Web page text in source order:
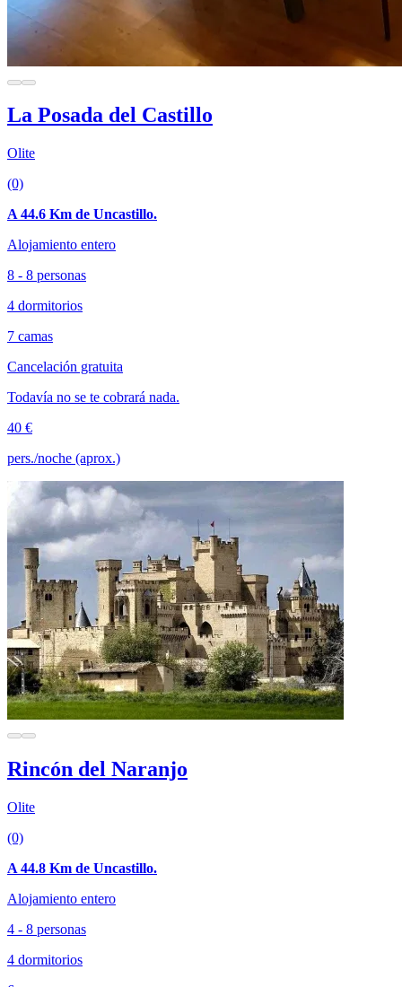
La Posada del Castillo
Olite
(0)
A 44.6 Km de Uncastillo.
Alojamiento entero
8 - 8 personas
4 dormitorios
7 camas
Cancelación gratuita
Todavía no se te cobrará nada.
40 €
pers./noche (aprox.)
Rincón del Naranjo
Olite
(0)
A 44.8 Km de Uncastillo.
Alojamiento entero
4 - 8 personas
4 dormitorios